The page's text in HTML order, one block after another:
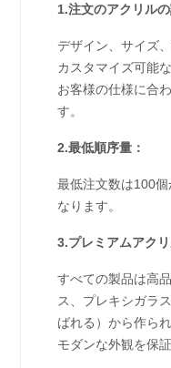
1.注文のアクリルの
デザイン、サイズ
カスタマイズ可能
お客様の仕様に合
す。
2.最低順序量：
最低注文数は100
なります。
3.プレミアムアクリ
すべての製品は高
ス、プレキシガラ
ばれる）から作ら
モダンな外観を保証